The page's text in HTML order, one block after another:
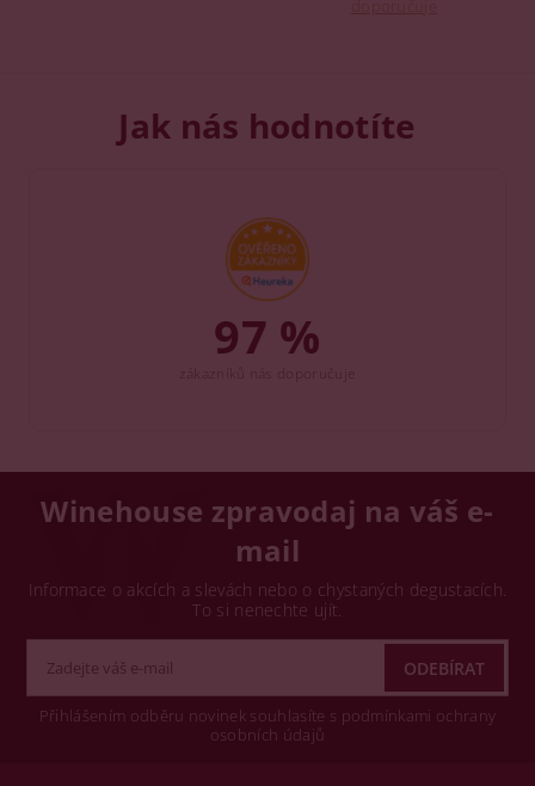
Jak nás hodnotíte
97 %
Winehouse zpravodaj na váš e-
mail
Informace o akcích a slevách nebo o chystaných degustacích.
To si nenechte ujít.
Přihlášením odběru novinek souhlasíte s podmínkami ochrany
osobních údajů